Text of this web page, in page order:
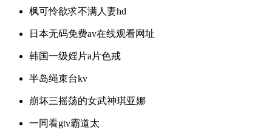
枫可怜欲求不满人妻hd
日本无码免费av在线观看网址
韩国一级婬片a片色戒
半岛绳束台kv
崩坏三摇荡的女武神琪亚娜
一同看gtv霸道太